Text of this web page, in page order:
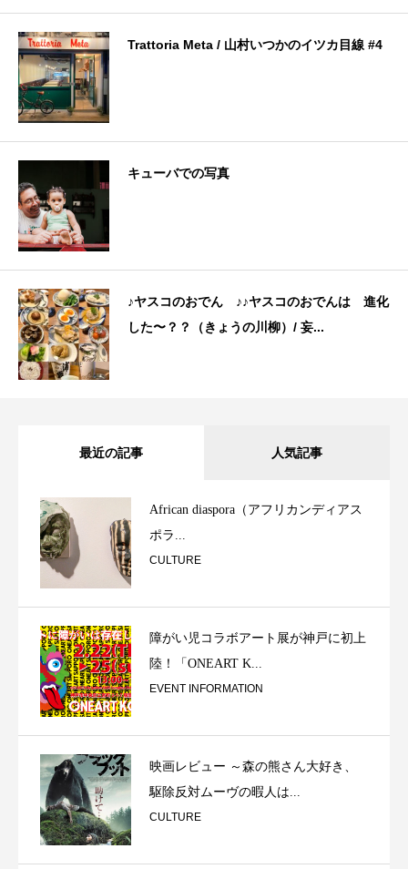
Trattoria Meta / 山村いつかのイツカ目線 #4
キューバでの写真
♪ヤスコのおでん ♪♪ヤスコのおでんは 進化
した〜？？（きょうの川柳）/ 妄...
最近の記事 人気記事
African diaspora（アフリカンディアス
ポラ...
CULTURE
障がい児コラボアート展が神戸に初上
陸！「ONEART K...
EVENT INFORMATION
映画レビュー ～森の熊さん大好き、
駆除反対ムーヴの暇人は...
CULTURE